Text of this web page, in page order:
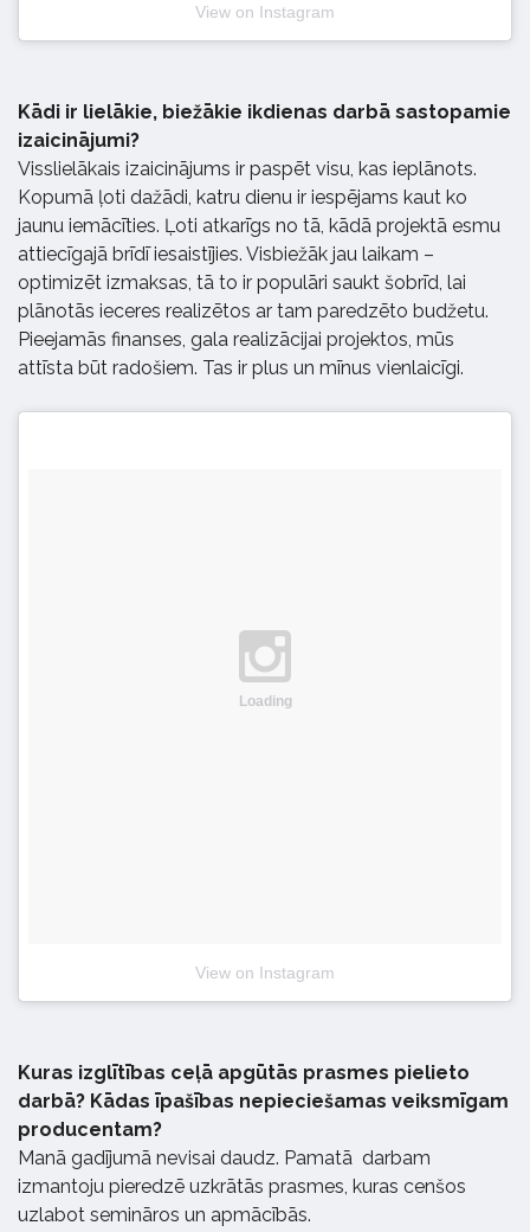
View on Instagram
Kādi ir lielākie, biežākie ikdienas darbā sastopamie
izaicinājumi?
Visslielākais izaicinājums ir paspēt visu, kas ieplānots.
Kopumā ļoti dažādi, katru dienu ir iespējams kaut ko
jaunu iemācīties. Ļoti atkarīgs no tā, kādā projektā esmu
attiecīgajā brīdī iesaistījies. Visbiežāk jau laikam –
optimizēt izmaksas, tā to ir populāri saukt šobrīd, lai
plānotās ieceres realizētos ar tam paredzēto budžetu.
Pieejamās finanses, gala realizācijai projektos, mūs
attīsta būt radošiem. Tas ir plus un mīnus vienlaicīgi.
Loading
View on Instagram
Kuras izglītības ceļā apgūtās prasmes pielieto
darbā? Kādas īpašības nepieciešamas veiksmīgam
producentam?
Manā gadījumā nevisai daudz. Pamatā darbam
izmantoju pieredzē uzkrātās prasmes, kuras cenšos
uzlabot semināros un apmācībās.